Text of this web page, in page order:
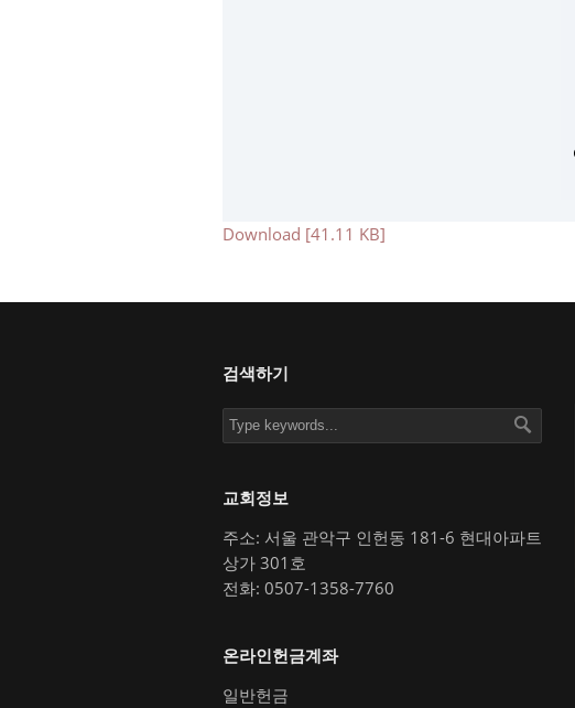
Download [41.11 KB]
검색하기
교회정보
주소: 서울 관악구 인헌동 181-6 현대아파트
상가 301호
전화: 0507-1358-7760
온라인헌금계좌
일반헌금